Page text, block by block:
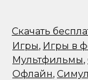
Скачать
Игры, Игры в
Мультфильмы,
Офлайн,